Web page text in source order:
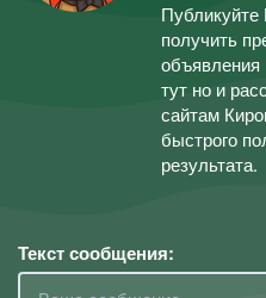
получить
объявления
тут но и
сайтам
быстрого
результата.
Текст сообщения: